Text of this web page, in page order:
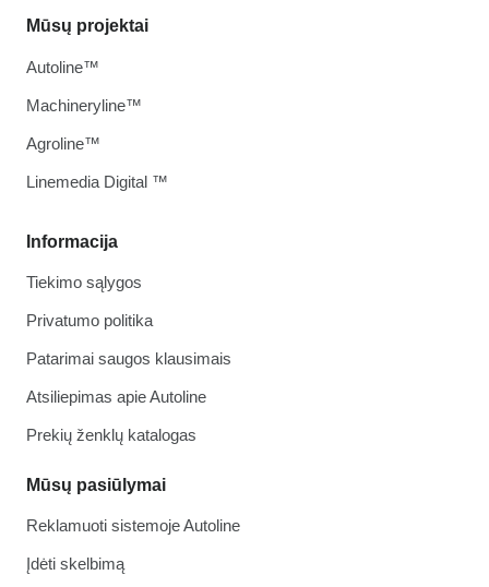
Informacija
Tiekimo sąlygos
Privatumo politika
Patarimai saugos klausimais
Atsiliepimas apie Autoline
Prekių ženklų katalogas
Mūsų pasiūlymai
Reklamuoti sistemoje Autoline
Įdėti skelbimą
Mūsų projektai
Autoline™
Machineryline™
Agroline™
Linemedia Digital ™